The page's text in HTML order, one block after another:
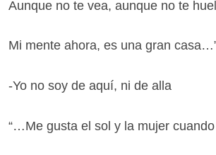
Aunque no te vea, aunque no te
Mi mente ahora, es una gran
-Yo no soy de aquí, ni de alla
“…Me gusta el sol y la mujer